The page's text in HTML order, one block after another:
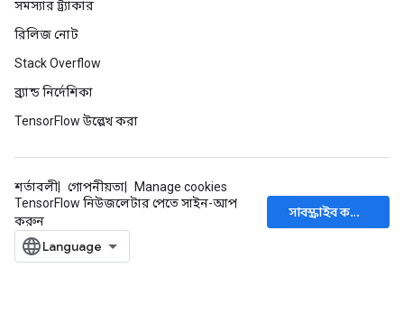
সমস্যার ট্র্যাকার
রিলিজ নোট
Stack Overflow
ব্র্যান্ড নির্দেশিকা
TensorFlow উল্লেখ করা
শর্তাবলী গোপনীয়তা
Manage cookies
TensorFlow নিউজলেটার পেতে সাইন-আপ
করুন
সাবস্ক্রাইব করুন